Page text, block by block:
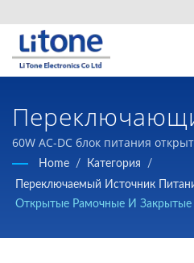
Питания
60W AC-DC блок питания
обязательство перед нашими
высококачественные
источники питания с
Home / Категория
/
Переключаемый Источник
Открытые Рамочные И Закрытые